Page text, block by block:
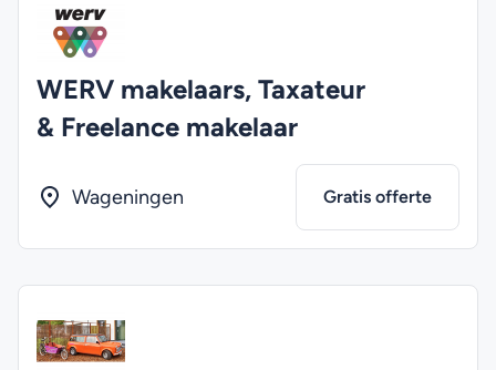
WERV makelaars, Taxateur
& Freelance makelaar
Wageningen Gratis offerte